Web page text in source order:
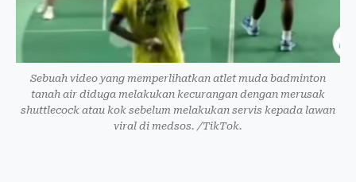
Sebuah video yang memperlihatkan atlet muda badminton
tanah air diduga melakukan kecurangan dengan merusak
shuttlecock atau kok sebelum melakukan servis kepada lawan
viral di medsos. /TikTok.